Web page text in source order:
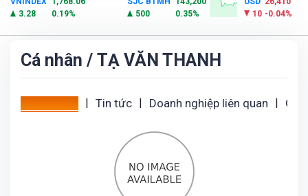
3.28
0.19%
500
0.35%
10 -0.04%
Cá nhân / TẠ VĂN THANH
| Tin tức | Doanh nghiệp liên quan |